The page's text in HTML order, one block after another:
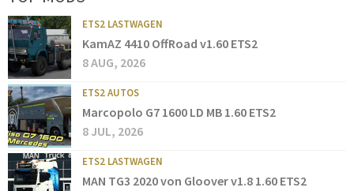
ETS2 LASTWAGEN
KamAZ 4410 OffRoad v1.60 ETS2
8 AUG, 2026
ETS2 AUTOS
Marcopolo G7 1600 LD MB 1.60 ETS2
8 JUL, 2026
ETS2 LASTWAGEN
MAN TG3 2020 von Gloover v1.8 1.60 ETS2